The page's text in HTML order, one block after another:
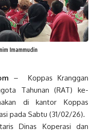
Imammudin
– Koppas Kranggan
Tahunan (RAT) ke-
di kantor Koppas
pada Sabtu (31/02/26).
Dinas Koperasi dan